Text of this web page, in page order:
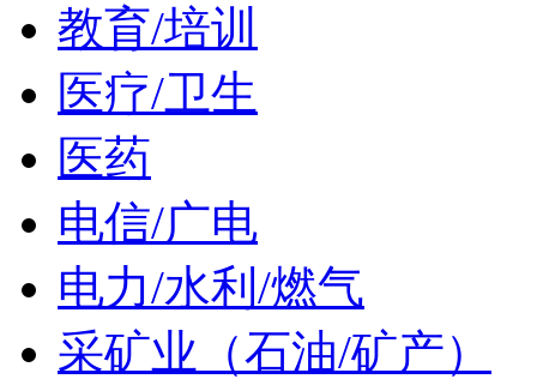
教育/培训
医疗/卫生
医药
电信/广电
电力/水利/燃气
采矿业（石油/矿产）